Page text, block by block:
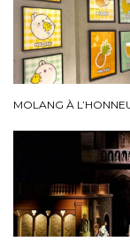
MOLANG À